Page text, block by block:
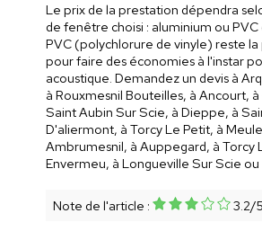
Le prix de la prestation dépendra
de fenêtre choisi : aluminium ou PVC
PVC (polychlorure de vinyle) reste
pour faire des économies à l'instar
acoustique. Demandez un devis à
à Rouxmesnil Bouteilles, à Ancourt,
Saint Aubin Sur Scie, à Dieppe, à
D'aliermont, à Torcy Le Petit, à
Ambrumesnil, à Auppegard, à Torcy
Envermeu, à Longueville Sur Scie ou
Note de l'article : 3.2/5